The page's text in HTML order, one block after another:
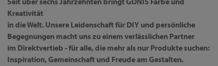
Kreativität
in die Welt. Unsere Leidenschaft für DIY und persönliche
Begegnungen macht uns zu einem verlässlichen Partner
im Direktvertieb - für alle, die mehr als nur Produkte suchen:
Inspiration, Gemeinschaft und Freude am Gestalten.